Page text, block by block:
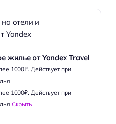
жилье от Yandex Travel
1000₽. Действует при
1000₽. Действует при
Скрыть